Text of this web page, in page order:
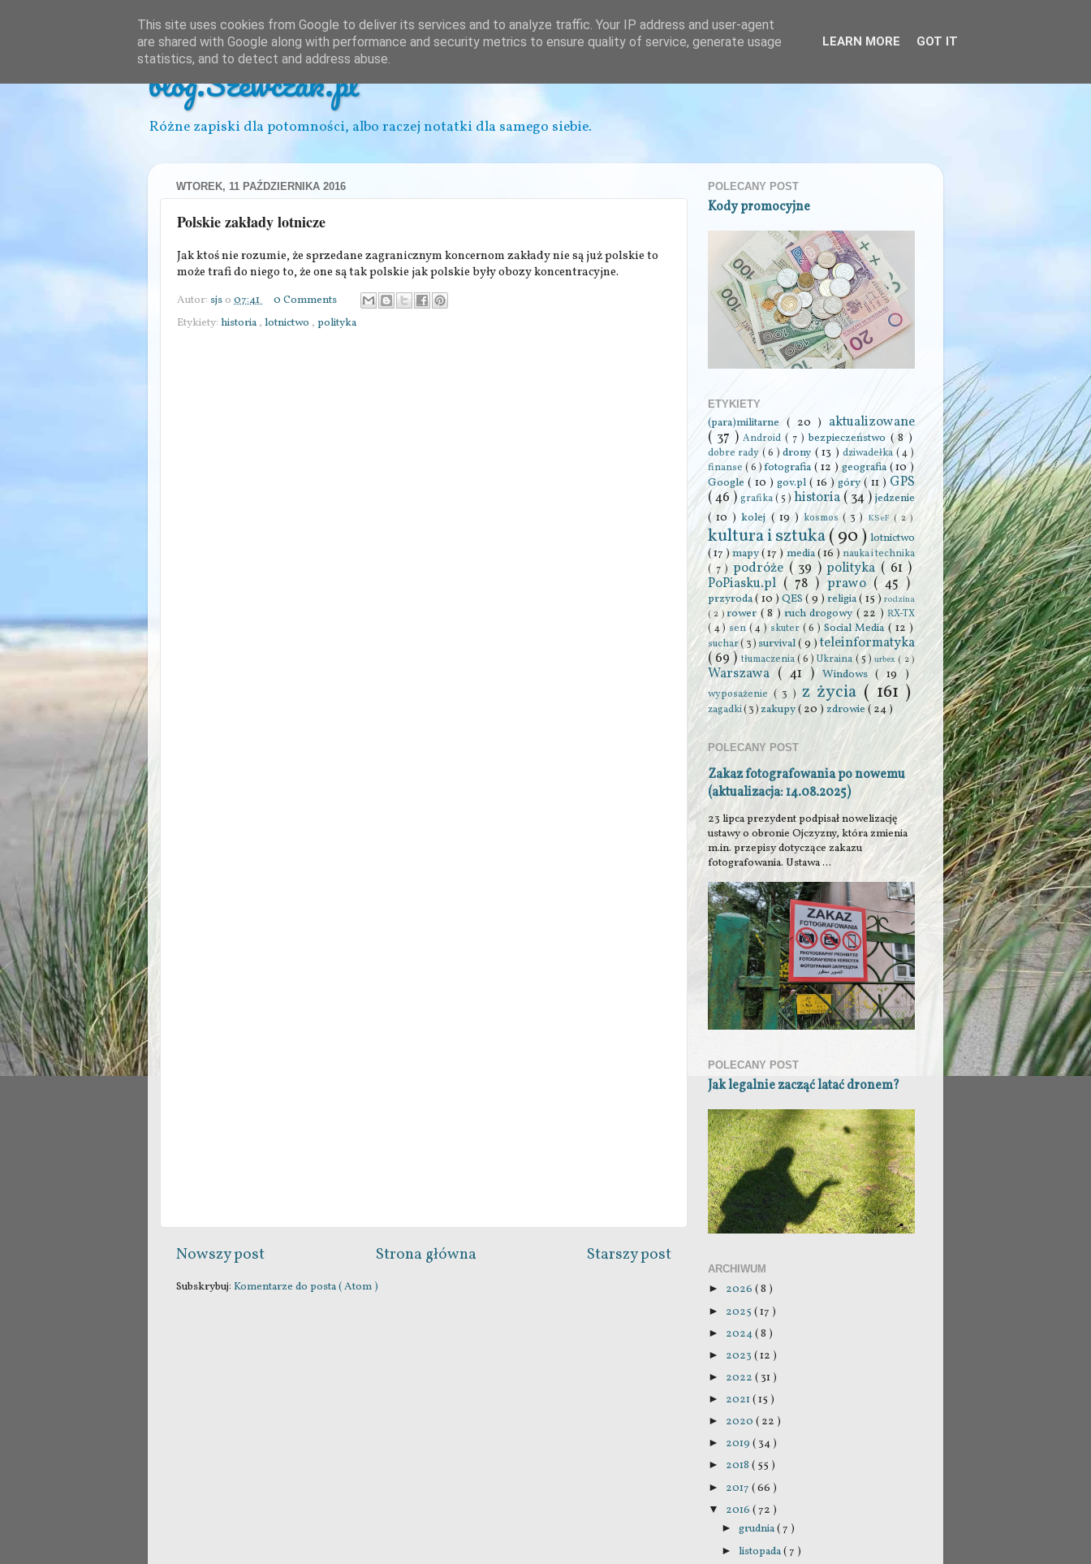
blog.Szewczak.pl
Różne zapiski dla potomności, albo raczej notatki dla samego siebie.
WTOREK, 11 PAŹDZIERNIKA 2016
Polskie zakłady lotnicze
Jak ktoś nie rozumie, że sprzedane zagranicznym koncernom zakłady nie są już polskie to
może trafi do niego to, że one są tak polskie jak polskie były obozy koncentracyjne.
Autor: sjs o 07:41
0 Comments
Etykiety: historia , lotnictwo , polityka
Nowszy post Starszy post
Strona główna
Subskrybuj: Komentarze do posta ( Atom )
POLECANY POST
Kody promocyjne
ETYKIETY
(para)militarne ( 20 ) aktualizowane
( 37 )Android( 7 )bezpieczeństwo ( 8 )
dobre rady ( 6 )drony ( 13 )dziwadełka ( 4 )
finanse ( 6 )fotografia( 12 ) geografia ( 10 )
Google( 10 ) gov.pl( 16 ) góry( 11 ) GPS
( 46 ) grafika( 5 ) historia ( 34 ) jedzenie
( 10 )kolej ( 19 ) kosmos( 3 ) KSeF ( 2 )
kultura i sztuka( 90 ) lotnictwo
( 17 )mapy( 17 ) media( 16 ) nauka i technika
( 7 ) podróże ( 39 )polityka ( 61 )
PoPiasku.pl ( 78 ) prawo ( 45 )
przyroda( 10 ) QES( 9 ) religia( 15 ) rodzina
( 2 )rower ( 8 ) ruch drogowy ( 22 )RX-TX
( 4 ) sen ( 4 ) skuter ( 6 ) Social Media ( 12 )
suchar( 3 ) survival( 9 )teleinformatyka
( 69 ) tłumaczenia( 6 )Ukraina ( 5 )urbex( 2 )
Warszawa ( 41 ) Windows( 19 )
wyposażenie ( 3 ) z życia ( 161 )
zagadki( 3 )zakupy( 20 ) zdrowie ( 24 )
POLECANY POST
Zakaz fotografowania po nowemu
(aktualizacja: 14.08.2025)
23 lipca prezydent podpisał nowelizację
ustawy o obronie Ojczyzny, która zmienia
m.in. przepisy dotyczące zakazu
fotografowania. Ustawa ...
POLECANY POST
Jak legalnie zacząć latać dronem?
ARCHIWUM
► 2026 ( 8 )
► 2025 ( 17 )
► 2024( 8 )
► 2023 ( 12 )
► 2022 ( 31 )
► 2021 ( 15 )
► 2020 ( 22 )
► 2019 ( 34 )
► 2018 ( 55 )
► 2017 ( 66 )
▼ 2016 ( 72 )
►grudnia( 7 )
►listopada( 7 )
This site uses cookies from Google to deliver its services and to analyze traffic. Your IP address and user-agent
are shared with Google along with performance and security metrics to ensure quality of service, generate usage
statistics, and to detect and address abuse.
LEARN MORE GOT IT